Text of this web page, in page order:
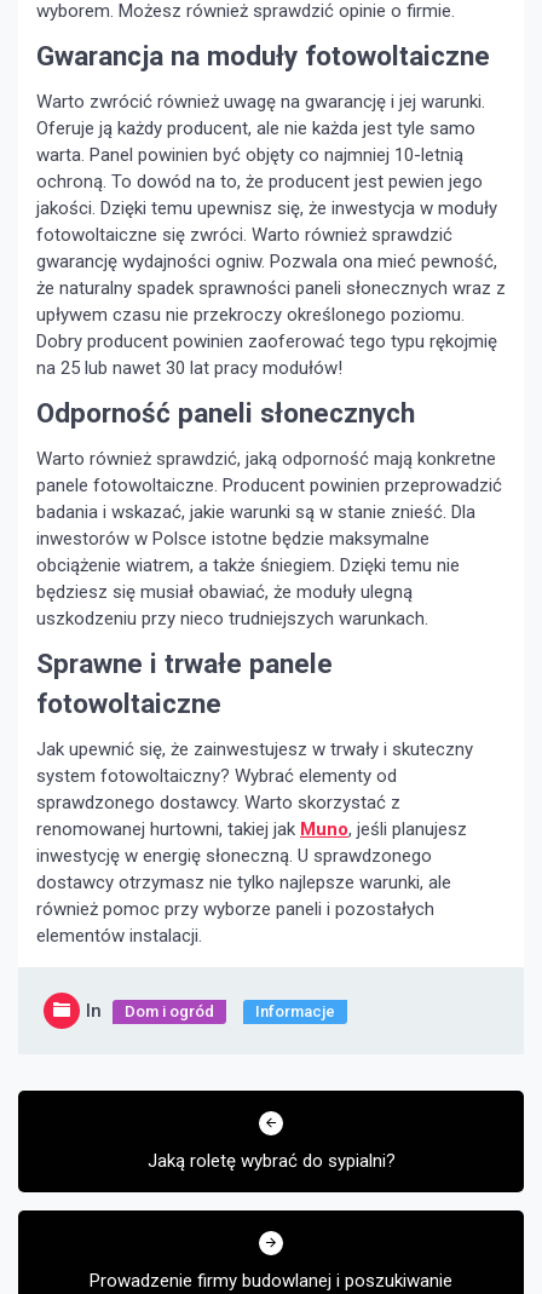
wyborem. Możesz również sprawdzić opinie o firmie.
Gwarancja na moduły fotowoltaiczne
Warto zwrócić również uwagę na gwarancję i jej warunki.
Oferuje ją każdy producent, ale nie każda jest tyle samo
warta. Panel powinien być objęty co najmniej 10-letnią
ochroną. To dowód na to, że producent jest pewien jego
jakości. Dzięki temu upewnisz się, że inwestycja w moduły
fotowoltaiczne się zwróci. Warto również sprawdzić
gwarancję wydajności ogniw. Pozwala ona mieć pewność,
że naturalny spadek sprawności paneli słonecznych wraz z
upływem czasu nie przekroczy określonego poziomu.
Dobry producent powinien zaoferować tego typu rękojmię
na 25 lub nawet 30 lat pracy modułów!
Odporność paneli słonecznych
Warto również sprawdzić, jaką odporność mają konkretne
panele fotowoltaiczne. Producent powinien przeprowadzić
badania i wskazać, jakie warunki są w stanie znieść. Dla
inwestorów w Polsce istotne będzie maksymalne
obciążenie wiatrem, a także śniegiem. Dzięki temu nie
będziesz się musiał obawiać, że moduły ulegną
uszkodzeniu przy nieco trudniejszych warunkach.
Sprawne i trwałe panele
fotowoltaiczne
Jak upewnić się, że zainwestujesz w trwały i skuteczny
system fotowoltaiczny? Wybrać elementy od
sprawdzonego dostawcy. Warto skorzystać z
renomowanej hurtowni, takiej jak Muno, jeśli planujesz
inwestycję w energię słoneczną. U sprawdzonego
dostawcy otrzymasz nie tylko najlepsze warunki, ale
również pomoc przy wyborze paneli i pozostałych
elementów instalacji.
In Dom i ogród Informacje
Nawigacja
Jaką roletę wybrać do sypialni?
Prowadzenie firmy budowlanej i poszukiwanie